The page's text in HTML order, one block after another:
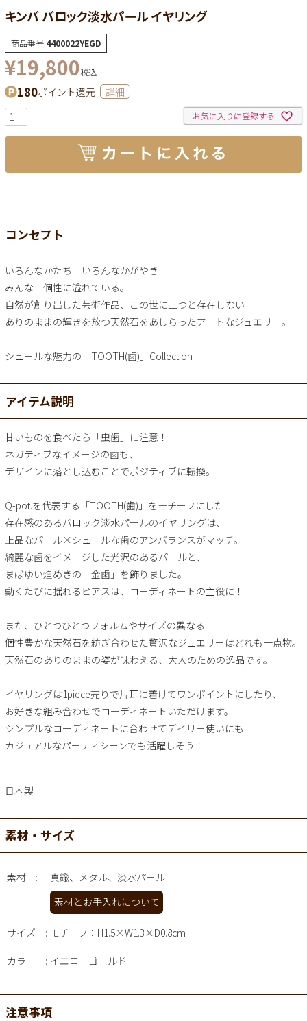
キンバ バロック淡水パール イヤリング
商品番号 4400022YEGD
¥19,800税込
180ポイント還元 詳細
お気に入りに登録する
コンセプト
いろんなかたち いろんなかがやき
みんな 個性に溢れている。
自然が創り出した芸術作品、この世に二つと存在しない
ありのままの輝きを放つ天然石をあしらったアートなジュエリー。
シュールな魅力の「TOOTH(歯)」Collection
アイテム説明
甘いものを食べたら「虫歯」に注意！
ネガティブなイメージの歯も、
デザインに落とし込むことでポジティブに転換。
Q-pot.を代表する「TOOTH(歯)」をモチーフにした
存在感のあるバロック淡水パールのイヤリングは、
上品なパール×シュールな歯のアンバランスがマッチ。
綺麗な歯をイメージした光沢のあるパールと、
まばゆい煌めきの「金歯」を飾りました。
動くたびに揺れるピアスは、コーディネートの主役に！
また、ひとつひとつフォルムやサイズの異なる
個性豊かな天然石を紡ぎ合わせた贅沢なジュエリーはどれも一点物。
天然石のありのままの姿が味わえる、大人のための逸品です。
イヤリングは1piece売りで片耳に着けてワンポイントにしたり、
お好きな組み合わせでコーディネートいただけます。
シンプルなコーディネートに合わせてデイリー使いにも
カジュアルなパーティシーンでも活躍しそう！
日本製
素材・サイズ
素材
真鍮、メタル、淡水パール
素材とお手入れについて
サイズ モチーフ：H1.5×W1.3×D0.8cm
カラー イエローゴールド
注意事項